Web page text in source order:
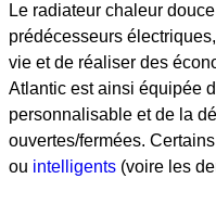
Le radiateur chaleur
prédécesseurs
vie et de réaliser des
Atlantic est ainsi équipée
personnalisable et de la
ouvertes/fermées.
ou intelligents (voire les